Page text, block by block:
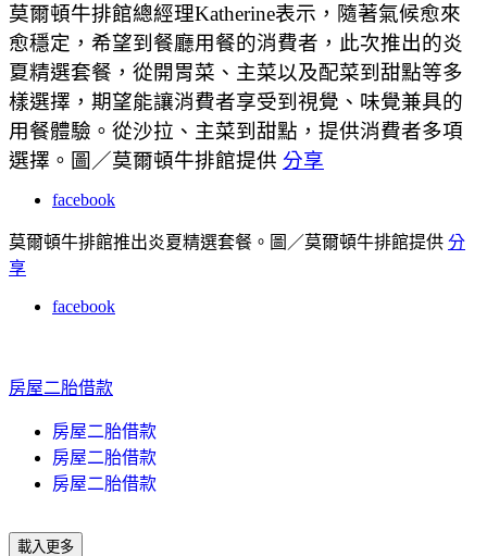
莫爾頓牛排館總經理Katherine表示，隨著氣候愈來
愈穩定，希望到餐廳用餐的消費者，此次推出的炎
夏精選套餐，從開胃菜、主菜以及配菜到甜點等多
樣選擇，期望能讓消費者享受到視覺、味覺兼具的
用餐體驗。 從沙拉、主菜到甜點，提供消費者多項
選擇。圖／莫爾頓牛排館提供 分享
facebook
莫爾頓牛排館推出炎夏精選套餐。圖／莫爾頓牛排館提供 分
享
facebook
房屋二胎借款
房屋二胎借款
房屋二胎借款
房屋二胎借款
載入更多